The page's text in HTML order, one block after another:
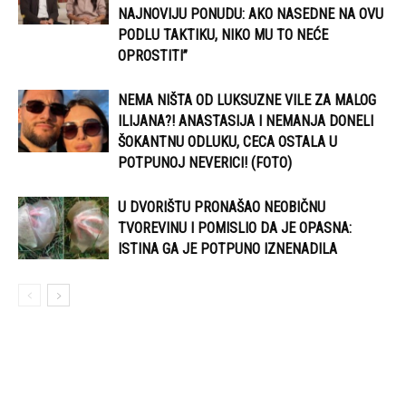
NAJNOVIJU PONUDU: AKO NASEDNE NA OVU
PODLU TAKTIKU, NIKO MU TO NEĆE
OPROSTITI”
NEMA NIŠTA OD LUKSUZNE VILE ZA MALOG
ILIJANA?! ANASTASIJA I NEMANJA DONELI
ŠOKANTNU ODLUKU, CECA OSTALA U
POTPUNOJ NEVERICI! (FOTO)
U DVORIŠTU PRONAŠAO NEOBIČNU
TVOREVINU I POMISLIO DA JE OPASNA:
ISTINA GA JE POTPUNO IZNENADILA